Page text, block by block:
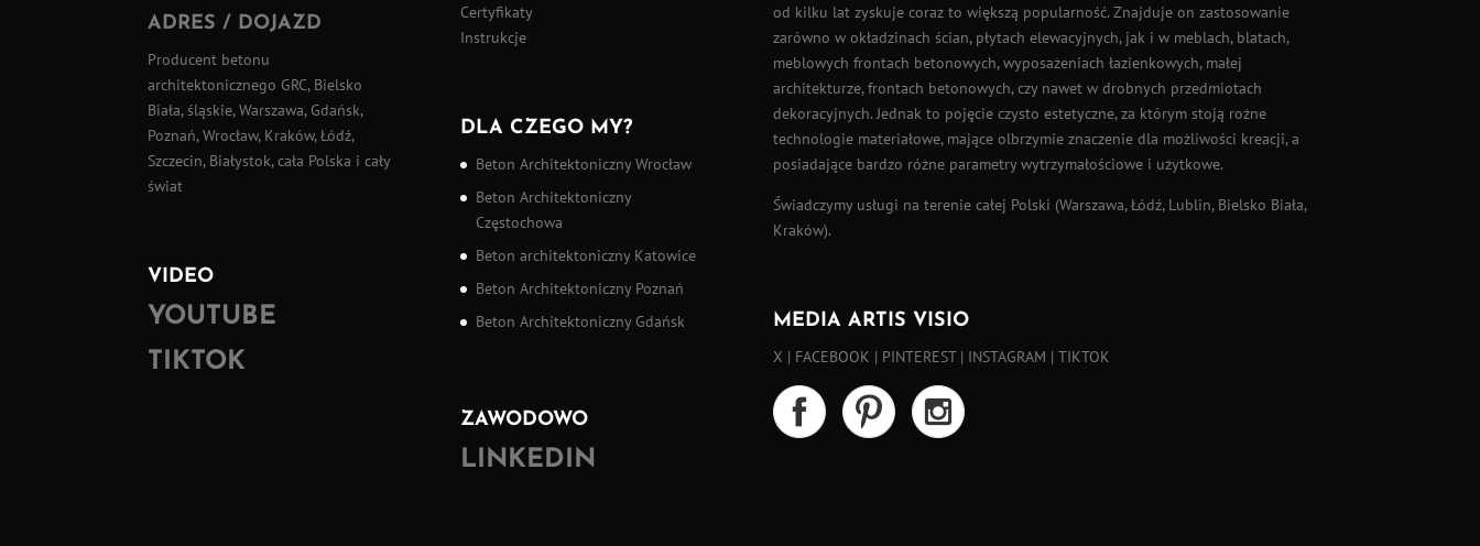
ADRES / DOJAZD
Producent betonu
architektonicznego GRC, Bielsko
Biała, śląskie, Warszawa, Gdańsk,
Poznań, Wrocław, Kraków, Łódź,
Szczecin, Białystok, cała Polska i cały
świat
VIDEO
YOUTUBE
TIKTOK
Certyfikaty
Instrukcje
DLA CZEGO MY?
Beton Architektoniczny Wrocław
Beton Architektoniczny
Częstochowa
Beton architektoniczny Katowice
Beton Architektoniczny Poznań
Beton Architektoniczny Gdańsk
ZAWODOWO
LINKEDIN
od kilku lat zyskuje coraz to większą popularność. Znajduje on zastosowanie
zarówno w okładzinach ścian, płytach elewacyjnych, jak i w meblach, blatach,
meblowych frontach betonowych, wyposażeniach łazienkowych, małej
architekturze, frontach betonowych, czy nawet w drobnych przedmiotach
dekoracyjnych. Jednak to pojęcie czysto estetyczne, za którym stoją rożne
technologie materiałowe, mające olbrzymie znaczenie dla możliwości kreacji, a
posiadające bardzo różne parametry wytrzymałościowe i użytkowe.
Świadczymy usługi na terenie całej Polski (Warszawa,Łódź, Lublin, Bielsko Biała,
Kraków).
MEDIA ARTIS VISIO
X | FACEBOOK | PINTEREST| INSTAGRAM | TIKTOK